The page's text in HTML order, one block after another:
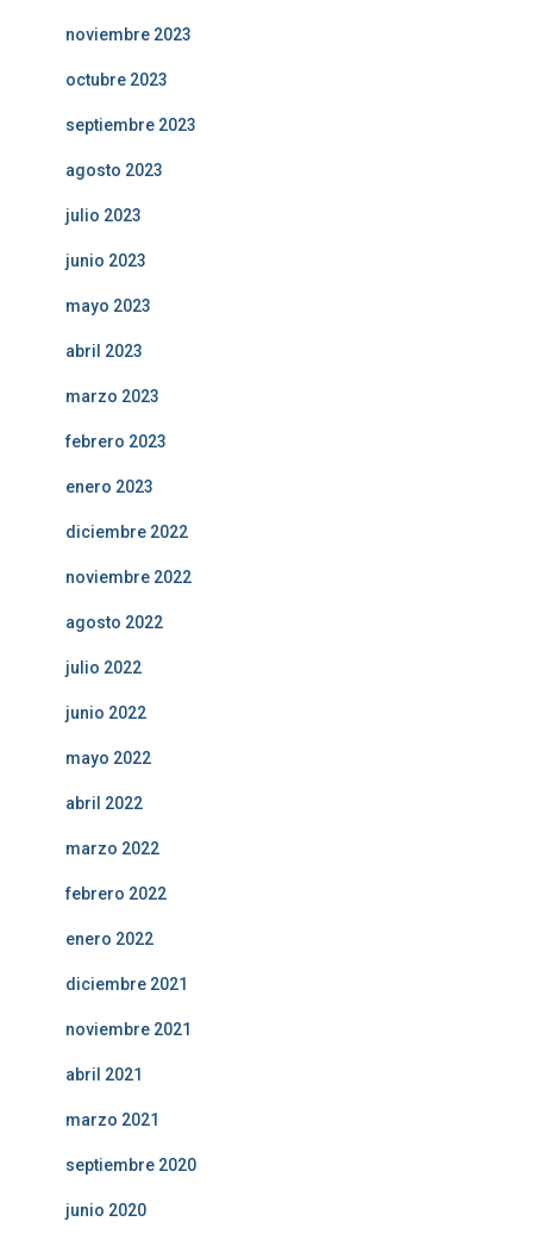
noviembre 2023
octubre 2023
septiembre 2023
agosto 2023
julio 2023
junio 2023
mayo 2023
abril 2023
marzo 2023
febrero 2023
enero 2023
diciembre 2022
noviembre 2022
agosto 2022
julio 2022
junio 2022
mayo 2022
abril 2022
marzo 2022
febrero 2022
enero 2022
diciembre 2021
noviembre 2021
abril 2021
marzo 2021
septiembre 2020
junio 2020